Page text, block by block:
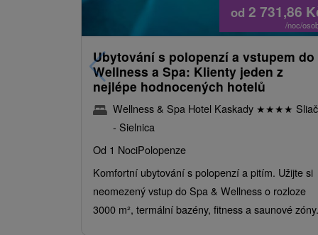
od 2 731,86
/noc/
Ubytování s polopenzí a vstupem do
Wellness a Spa: Klienty jeden z
nejlépe hodnocených hotelů
Wellness & Spa Hotel Kaskady ★★★★ Sliač
- Sielnica
Od 1 NociPolopenze
Komfortní ubytování s polopenzí a pitím. Užijte si
neomezený vstup do Spa & Wellness o rozloze
3000 m², termální bazény, fitness a saunové zóny.